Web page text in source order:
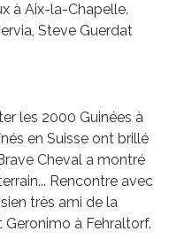
à Aix-la-Chapelle.
Steve Guerdat
les 2000 Guinées à
en Suisse ont brillé
Cheval a montré
Rencontre avec
très ami de la
Geronimo à Fehraltorf.